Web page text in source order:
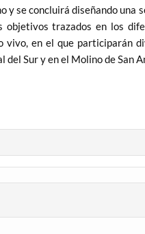
y se concluirá diseñando una
objetivos trazados en los
vivo, en el que participarán
Sur y en el Molino de San